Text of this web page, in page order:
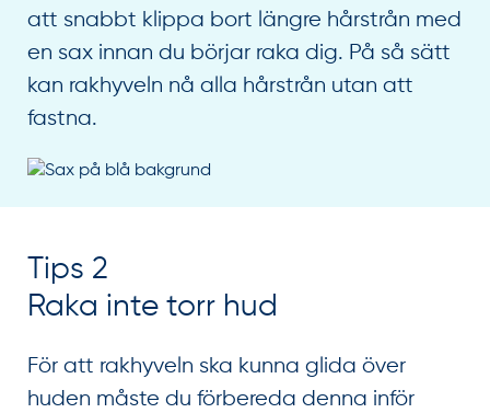
att snabbt klippa bort längre hårstrån med
en sax innan du börjar raka dig. På så sätt
kan rakhyveln nå alla hårstrån utan att
fastna.
Tips 2
Raka inte torr hud
För att rakhyveln ska kunna glida över
huden måste du förbereda denna inför